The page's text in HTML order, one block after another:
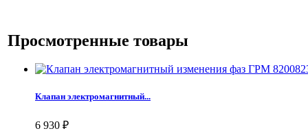
Просмотренные товары
Клапан электромагнитный...
6 930 ₽